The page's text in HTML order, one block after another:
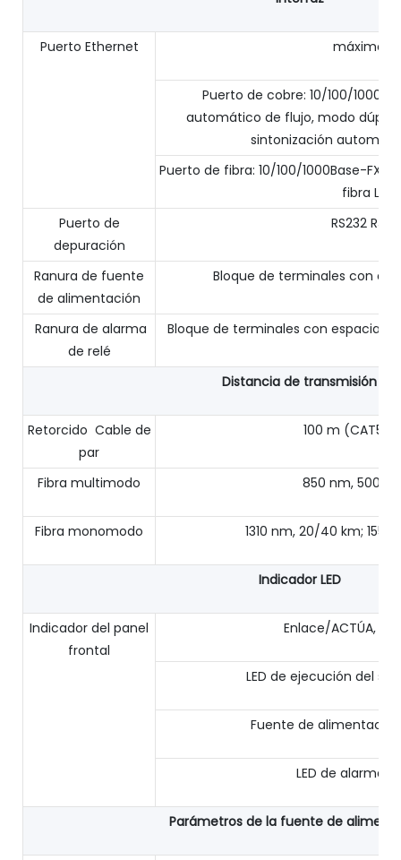
Puerto Ethernet máximo 12
Puerto de cobre: ​​10/100/
automático de flujo, modo
sintonización
Puerto de fibra: 10/100/1000Base-FX,
fibra LC
Puerto de
depuración
RS232 RJ45
Ranura de fuente
de alimentación
Bloque de terminales con
Ranura de alarma
de relé
Bloque de terminales con espaciado
Distancia de transmisión
Retorcido Cable de
par
100 m (CAT5/
Fibra multimodo 850 nm, 500
Fibra monomodo 1310 nm, 20/40 km;
Indicador LED
Indicador del panel
frontal
Enlace/ACTÚA,
LED de ejecución del
Fuente de alimentación:
LED de alarma:
Parámetros de la fuente de